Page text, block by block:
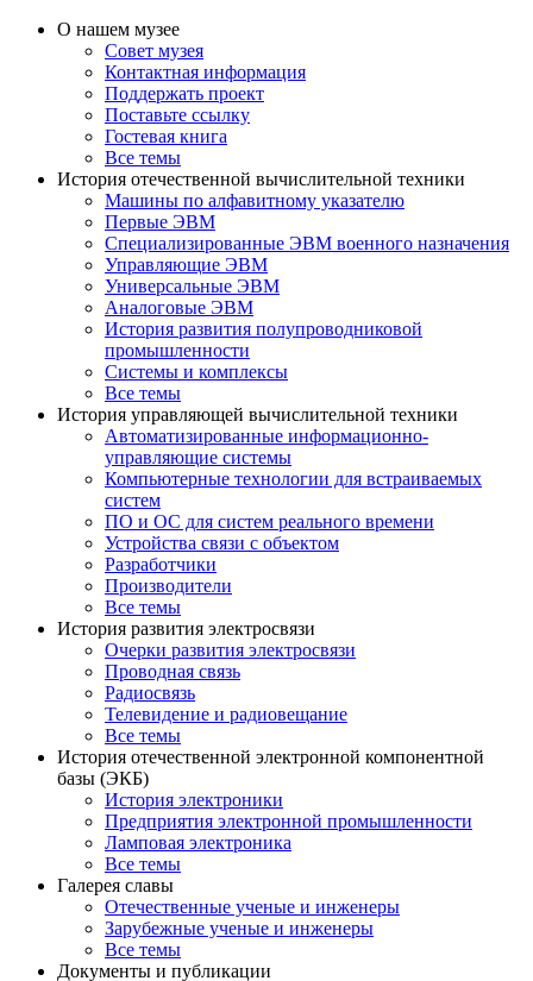
О нашем музее
Совет музея
Контактная информация
Поддержать проект
Поставьте ссылку
Гостевая книга
Все темы
История отечественной вычислительной техники
Машины по алфавитному указателю
Первые ЭВМ
Специализированные ЭВМ военного назначения
Управляющие ЭВМ
Универсальные ЭВМ
Аналоговые ЭВМ
История развития полупроводниковой
промышленности
Системы и комплексы
Все темы
История управляющей вычислительной техники
Автоматизированные информационно-
управляющие системы
Компьютерные технологии для встраиваемых
систем
ПО и ОС для систем реального времени
Устройства связи с объектом
Разработчики
Производители
Все темы
История развития электросвязи
Очерки развития электросвязи
Проводная связь
Радиосвязь
Телевидение и радиовещание
Все темы
История отечественной электронной компонентной
базы (ЭКБ)
История электроники
Предприятия электронной промышленности
Ламповая электроника
Все темы
Галерея славы
Отечественные ученые и инженеры
Зарубежные ученые и инженеры
Все темы
Документы и публикации